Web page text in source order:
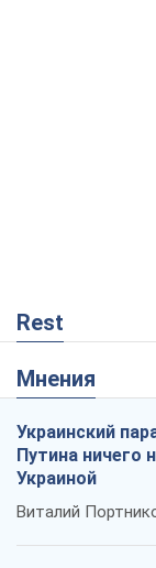
Rest
Мнения
Украинский
Путина ничего
Украиной
Виталий